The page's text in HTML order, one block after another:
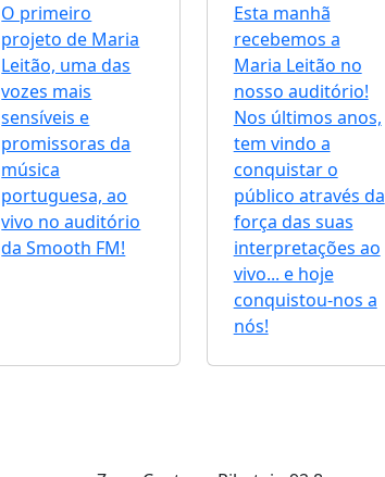
O primeiro
projeto de Maria
Leitão, uma das
vozes mais
sensíveis e
promissoras da
música
portuguesa, ao
vivo no auditório
da Smooth FM!
Esta manhã
recebemos a
Maria Leitão no
nosso auditório!
Nos últimos anos,
tem vindo a
conquistar o
público através da
força das suas
interpretações ao
vivo... e hoje
conquistou-nos a
nós!